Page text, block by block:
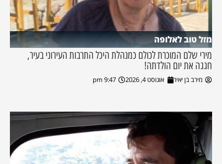
מזל טוב לאלופה
מירי שלם המוכרת לכולם כמנהלת היכל התרבות העירוני בעיר,
חגגה את יום הולדתה!
מירב בן יאיר אוגוסט 4, 2026 9:47 pm